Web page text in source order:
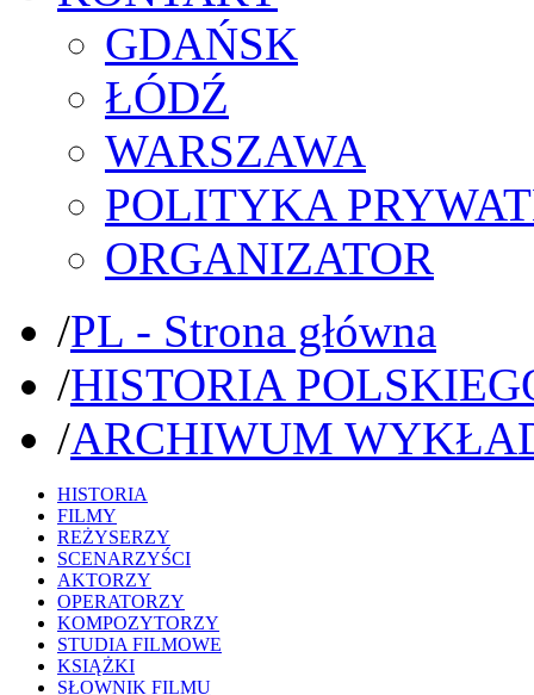
GDAŃSK
ŁÓDŹ
WARSZAWA
POLITYKA
ORGANIZATOR
/PL - Strona główna
/HISTORIA
/ARCHIWUM
HISTORIA
FILMY
REŻYSERZY
SCENARZYŚCI
AKTORZY
OPERATORZY
KOMPOZYTORZY
STUDIA FILMOWE
KSIĄŻKI
SŁOWNIK FILMU